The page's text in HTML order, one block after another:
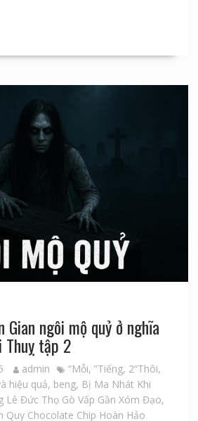
Gian ngôi mộ quỷ ở nghĩa
Thuỵ tập 2
admin “Mỗi, ”Tiếng, 2“Thôi,
hiệu quả, beng, Bị Ma Nhát Khi
Lê Đức Thọ Gò Vấp Gần Xóm Đạo,
Quy Chocolate Chip Hoàn Hảo